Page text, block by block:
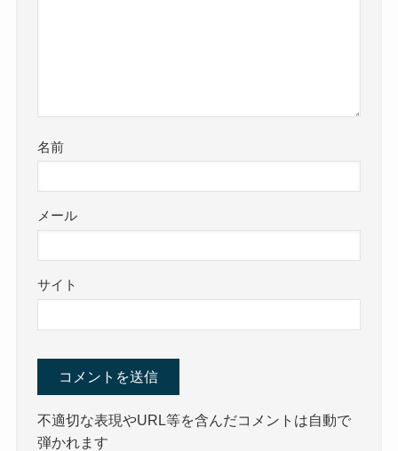
名前
メール
サイト
不適切な表現やURL等を含んだコメントは自動で
弾かれます